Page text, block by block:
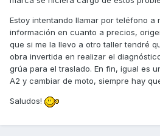
Estoy intentando llamar por teléfono a
información en cuanto a precios,
que si me la llevo a otro taller tendré
obra invertida en realizar el
grúa para el traslado. En fin, igual es
A2 y cambiar de moto, siempre hay
Saludos!